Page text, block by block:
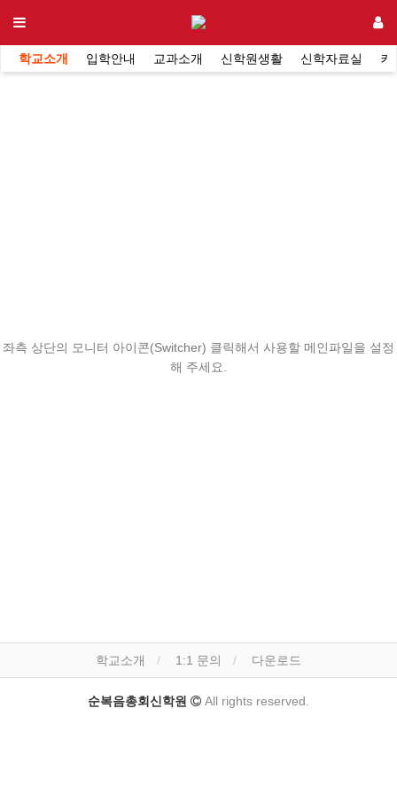
학교소개 입학안내 교과소개 신학원생활 신학자료실 커
좌측 상단의 모니터 아이콘(Switcher) 클릭해서 사용할 메인파일을 설정
해 주세요.
학교소개 1:1 문의 다운로드
순복음총회신학원 All rights reserved.